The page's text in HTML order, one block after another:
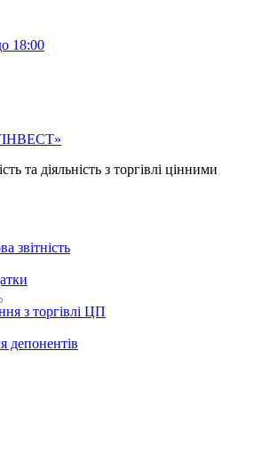
18:00
та діяльність з торгівлі цінними
звітність
з торгівлі ЦП
депонентів